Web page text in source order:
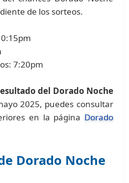
de los sorteos.
7:20pm
del Dorado Noche
2025, puedes consultar
en la página Dorado
Dorado Noche